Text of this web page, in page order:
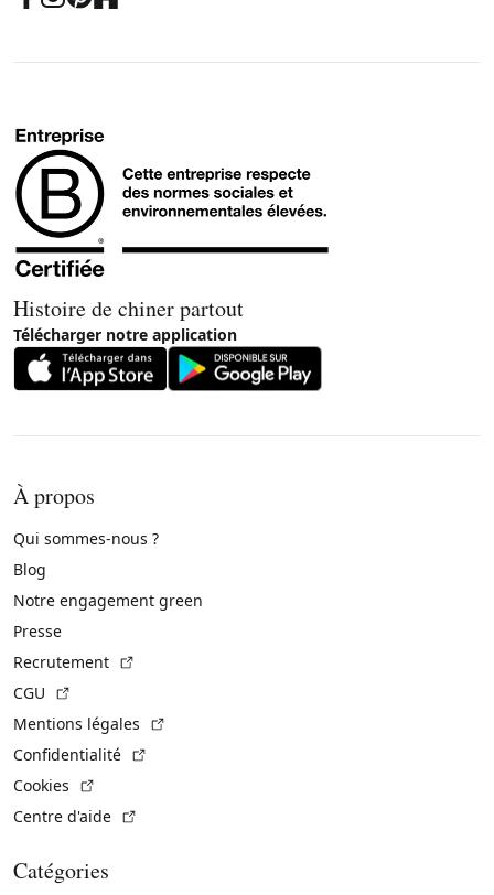
Histoire de chiner partout
Télécharger notre application
À propos
Qui sommes-nous ?
Blog
Notre engagement green
Presse
Recrutement
CGU
Mentions légales
Confidentialité
Cookies
Centre d'aide
Catégories